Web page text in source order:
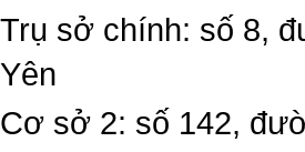
Trụ sở chính: số 8,
Yên
Cơ sở 2: số 142,